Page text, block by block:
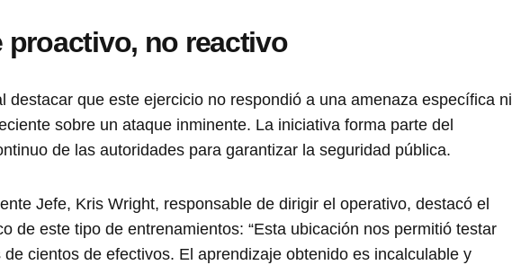
proactivo, no reactivo
destacar que este ejercicio no respondió a una amenaza específica ni
sobre un ataque inminente. La iniciativa forma parte del
de las autoridades para garantizar la seguridad pública.
Jefe, Kris Wright, responsable de dirigir el operativo, destacó el
de este tipo de entrenamientos: “Esta ubicación nos permitió testar
de cientos de efectivos. El aprendizaje obtenido es incalculable y